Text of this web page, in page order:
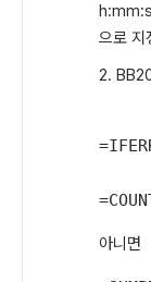
으로 지
2.
=
=
아니면